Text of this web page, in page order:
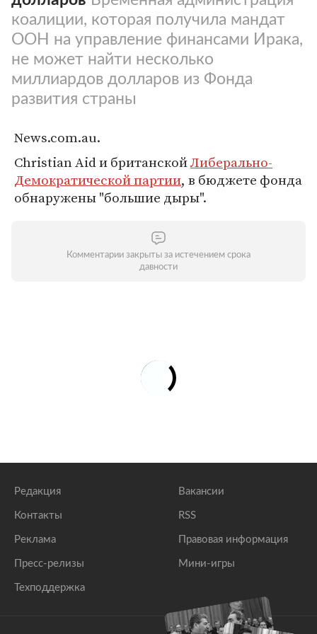
коалиции, которая получила мандат
ООН на управление финансами Ирака,
не может найти несколько
миллиардов долларов из Фонда
развития страны
News.com.au.
Christian Aid и британскойЛиберально-
Демократической партии, в бюджете фонда
обнаружены "большие дыры".
Комментарии закрыты за истечением срока
давности
Редакция
Контакты
Реклама
Пресс-релизы
Техподдержка
Вакансии
RSS
Правовая информация
Мини-игры